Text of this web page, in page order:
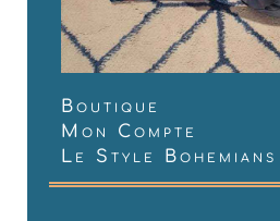
Boutique
Mon Compte
Le Style Bohemians